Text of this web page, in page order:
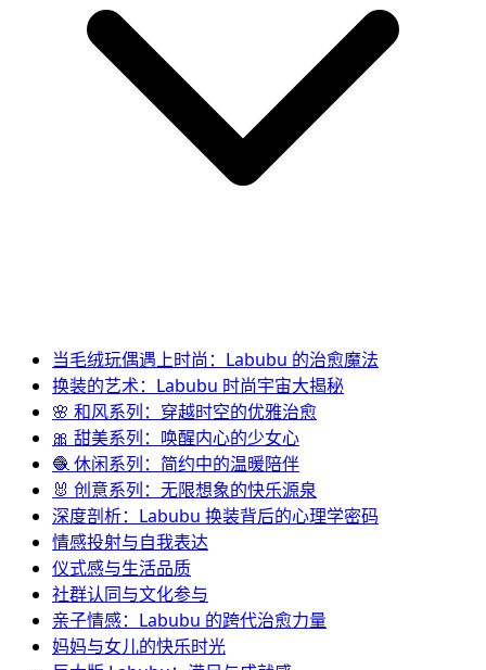
当毛绒玩偶遇上时尚：Labubu 的治愈魔法
换装的艺术：Labubu 时尚宇宙大揭秘
🌸 和风系列：穿越时空的优雅治愈
🎀 甜美系列：唤醒内心的少女心
🧶 休闲系列：简约中的温暖陪伴
🐰 创意系列：无限想象的快乐源泉
深度剖析：Labubu 换装背后的心理学密码
情感投射与自我表达
仪式感与生活品质
社群认同与文化参与
亲子情感：Labubu 的跨代治愈力量
妈妈与女儿的快乐时光